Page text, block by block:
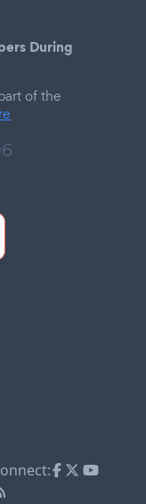
During
of the